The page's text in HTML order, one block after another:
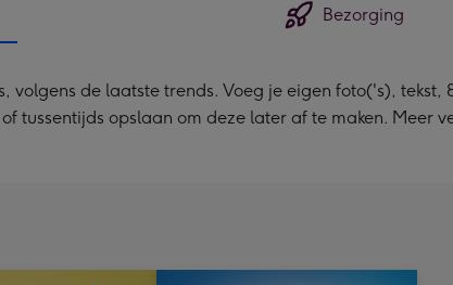
mm
Bezorging
de laatste trends. Voeg je eigen foto('s), tekst,
tussentijds opslaan om deze later af te maken. Meer